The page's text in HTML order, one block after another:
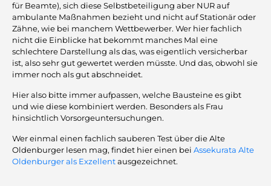
für Beamte), sich diese Selbstbeteiligung aber NUR auf
ambulante Maßnahmen bezieht und nicht auf Stationär oder
Zähne, wie bei manchem Wettbewerber. Wer hier fachlich
nicht die Einblicke hat bekommt manches Mal eine
schlechtere Darstellung als das, was eigentlich versicherbar
ist, also sehr gut gewertet werden müsste. Und das, obwohl sie
immer noch als gut abschneidet.
Hier also bitte immer aufpassen, welche Bausteine es gibt
und wie diese kombiniert werden. Besonders als Frau
hinsichtlich Vorsorgeuntersuchungen.
Wer einmal einen fachlich sauberen Test über die Alte
Oldenburger lesen mag, findet hier einen bei Assekurata Alte
Oldenburger als Exzellentausgezeichnet.